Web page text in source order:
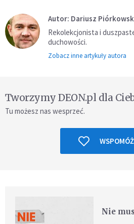
Autor: Dariusz
Rekolekcjonista i
duchowości.
Zobacz inne artykuły autora
Tworzymy DEON.pl dla
Tu możesz nas wesprzeć.
Nie